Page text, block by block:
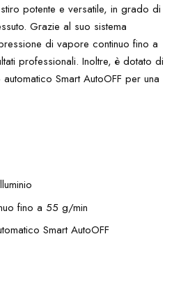
potente e versatile, in grado di
Grazie al suo sistema
di vapore continuo fino a
professionali. Inoltre, è dotato di
Smart AutoOFF per una
fino a 55 g/min
Smart AutoOFF